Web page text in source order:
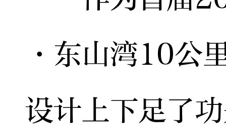
·东山湾10公
设计上下足了